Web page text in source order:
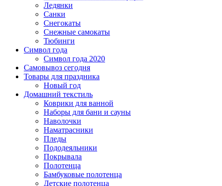
Ледянки
Санки
Снегокаты
Снежные самокаты
Тюбинги
Символ года
Символ года 2020
Самовывоз сегодня
Товары для праздника
Новый год
Домашний текстиль
Коврики для ванной
Наборы для бани и сауны
Наволочки
Наматрасники
Пледы
Пододеяльники
Покрывала
Полотенца
Бамбуковые полотенца
Детские полотенца